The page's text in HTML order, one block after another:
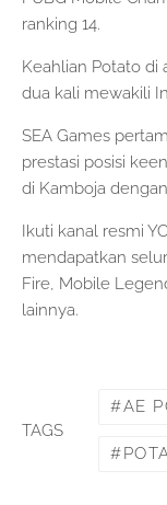
ranking 14.
Keahlian Potato di
dua kali mewakili
SEA Games
prestasi posisi
di Kamboja
Ikuti kanal resmi
mendapatkan
Fire, Mobile
lainnya.
TAGS
AE